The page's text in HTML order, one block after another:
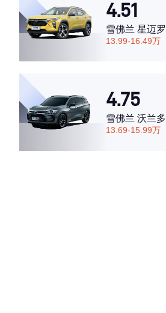
4.51
雪佛兰 星迈罗
13.99-16.49万
4.75
雪佛兰 沃兰多
13.69-15.99万